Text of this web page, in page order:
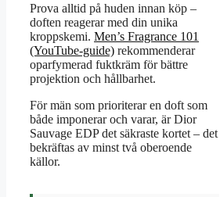
Prova alltid på huden innan köp –
doften reagerar med din unika
kroppskemi. Men’s Fragrance 101
(YouTube-guide) rekommenderar
oparfymerad fuktkräm för bättre
projektion och hållbarhet.
För män som prioriterar en doft som
både imponerar och varar, är Dior
Sauvage EDP det säkraste kortet – det
bekräftas av minst två oberoende
källor.